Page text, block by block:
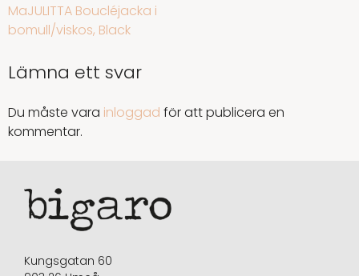
INLÄGGSNAVIGERING
MaJULITTA Boucléjacka i
bomull/viskos, Black
Lämna ett svar
Du måste vara inloggad för att publicera en
kommentar.
Kungsgatan 60